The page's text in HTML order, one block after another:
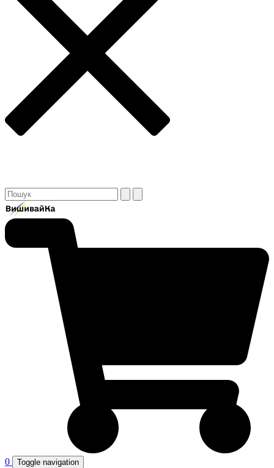
0 Toggle navigation